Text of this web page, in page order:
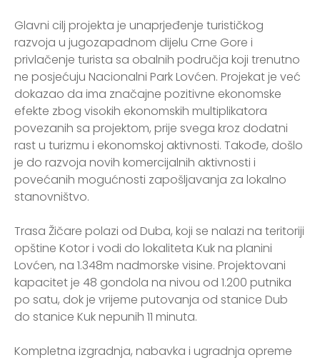
Glavni cilj projekta je unaprjeđenje turističkog
razvoja u jugozapadnom dijelu Crne Gore i
privlačenje turista sa obalnih područja koji trenutno
ne posjećuju Nacionalni Park Lovćen. Projekat je već
dokazao da ima značajne pozitivne ekonomske
efekte zbog visokih ekonomskih multiplikatora
povezanih sa projektom, prije svega kroz dodatni
rast u turizmu i ekonomskoj aktivnosti. Takođe, došlo
je do razvoja novih komercijalnih aktivnosti i
povećanih mogućnosti zapošljavanja za lokalno
stanovništvo.
Trasa Žičare polazi od Duba, koji se nalazi na teritoriji
opštine Kotor i vodi do lokaliteta Kuk na planini
Lovćen, na 1.348m nadmorske visine. Projektovani
kapacitet je 48 gondola na nivou od 1.200 putnika
po satu, dok je vrijeme putovanja od stanice Dub
do stanice Kuk nepunih 11 minuta.
Kompletna izgradnja, nabavka i ugradnja opreme